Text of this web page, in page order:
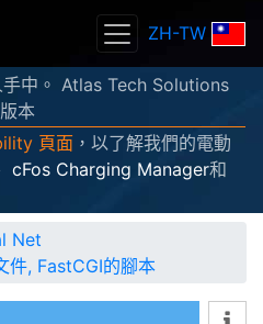
ZH-TW
中。 Atlas Tech Solutions
本
頁面 ，以了解我們的電動
cFos Charging Manager和
Net
件, FastCGI的腳本